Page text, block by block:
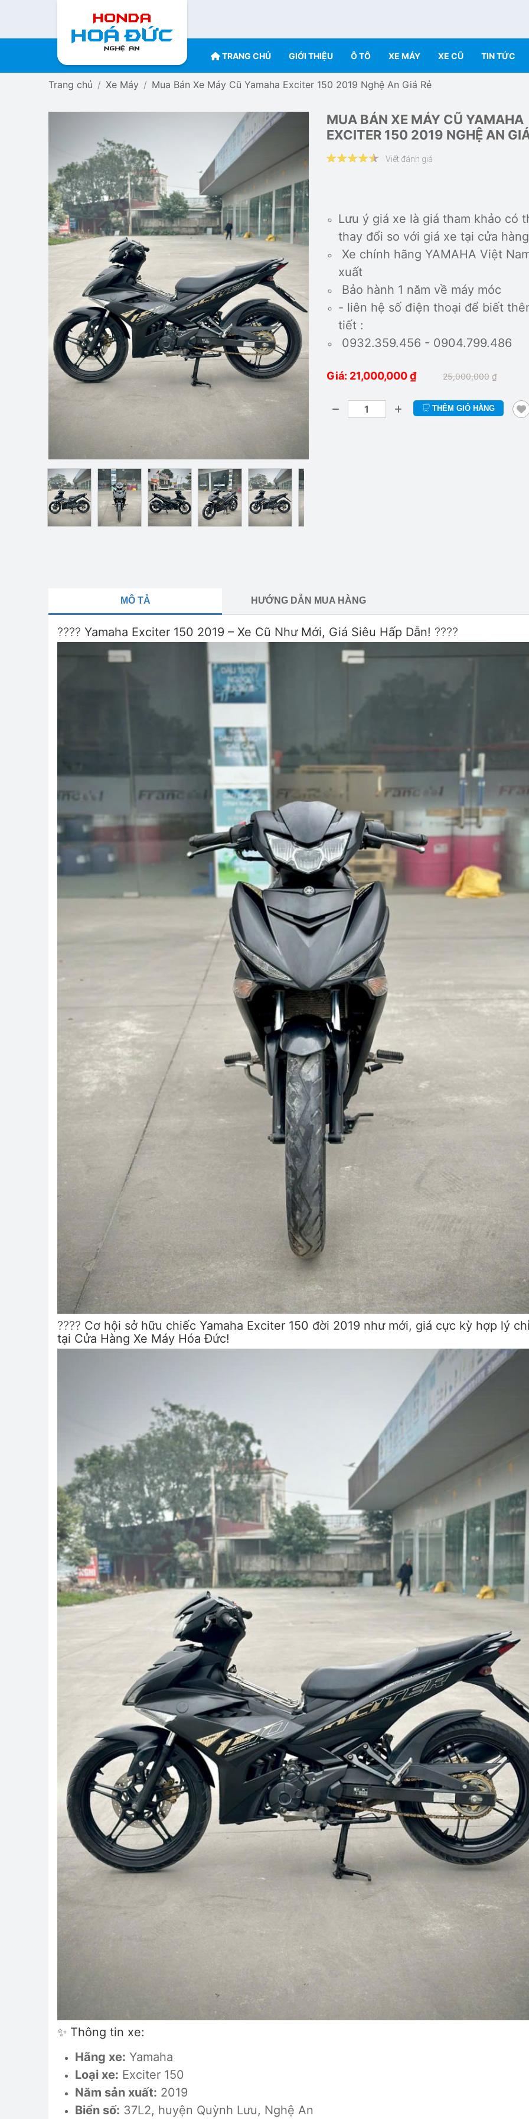
TRANG CHỦ GIỚI THIỆU Ô TÔ XE MÁY XE CŨ TIN TỨC
Trang chủ Xe Máy Mua Bán Xe Máy Cũ Yamaha Exciter 150 2019 Nghệ An Giá Rẻ
MUA BÁN XE MÁY CŨ YAMAHA
EXCITER 150 2019 NGHỆ AN
Viết đánh giá
Lưu ý giá xe là giá tham khảo có
thay đổi so với giá xe tại cửa hàng
Xe chính hãng YAMAHA Việt
xuất
Bảo hành 1 năm về máy móc
- liên hệ số điện thoại để biết
tiết :
0932.359.456 - 0904.799.486
Giá: 21,000,000₫ 25,000,000 ₫
THÊM GIỎ HÀNG
MÔ TẢ HƯỚNG DẪN MUA HÀNG
????Yamaha Exciter 150 2019 – Xe Cũ Như Mới, Giá Siêu Hấp Dẫn! ????
???? Cơ hội sở hữu chiếc Yamaha Exciter 150 đời 2019 như mới, giá cực kỳ hợp lý
tại Cửa Hàng Xe Máy Hóa Đức!
✨ Thông tin xe:
Hãng xe: Yamaha
Loại xe: Exciter 150
Năm sản xuất: 2019
Biển số: 37L2, huyện Quỳnh Lưu, Nghệ An